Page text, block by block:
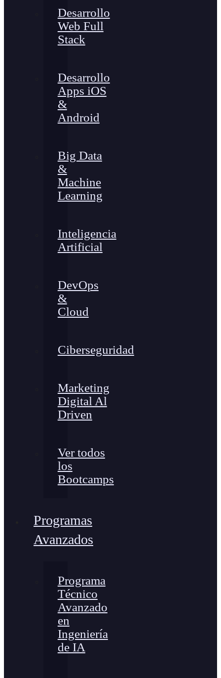
Desarrollo
Web Full
Stack
Desarrollo
Apps iOS
&
Android
Big Data
&
Machine
Learning
Inteligencia
Artificial
DevOps
&
Cloud
Ciberseguridad
Marketing
Digital Al
Driven
Ver todos
los
Bootcamps
Programas
Avanzados
Programa
Técnico
Avanzado
en
Ingeniería
de IA